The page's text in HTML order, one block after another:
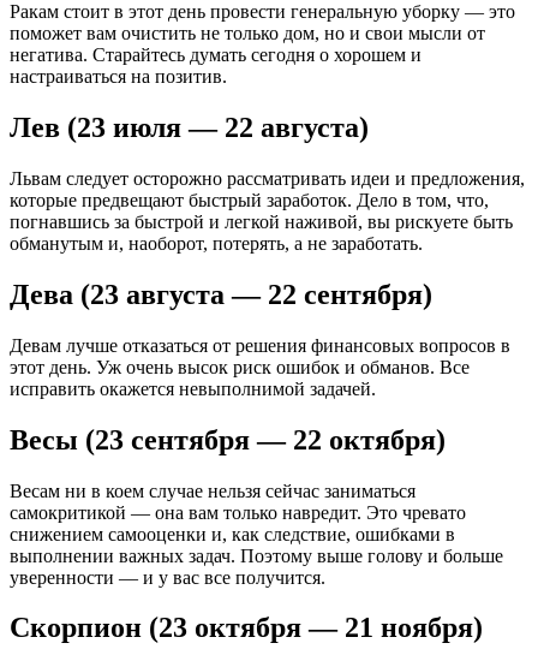
Ракам стоит в этот день провести генеральную уборку — это
поможет вам очистить не только дом, но и свои мысли от
негатива. Старайтесь думать сегодня о хорошем и
настраиваться на позитив.
Лев (23 июля — 22 августа)
Львам следует осторожно рассматривать идеи и предложения,
которые предвещают быстрый заработок. Дело в том, что,
погнавшись за быстрой и легкой наживой, вы рискуете быть
обманутым и, наоборот, потерять, а не заработать.
Дева (23 августа — 22 сентября)
Девам лучше отказаться от решения финансовых вопросов в
этот день. Уж очень высок риск ошибок и обманов. Все
исправить окажется невыполнимой задачей.
Весы (23 сентября — 22 октября)
Весам ни в коем случае нельзя сейчас заниматься
самокритикой — она вам только навредит. Это чревато
снижением самооценки и, как следствие, ошибками в
выполнении важных задач. Поэтому выше голову и больше
уверенности — и у вас все получится.
Скорпион (23 октября — 21 ноября)